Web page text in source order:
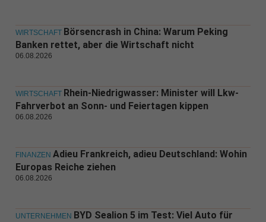
WIRTSCHAFT Börsencrash in China: Warum Peking
Banken rettet, aber die Wirtschaft nicht
06.08.2026
WIRTSCHAFT Rhein-Niedrigwasser: Minister will Lkw-
Fahrverbot an Sonn- und Feiertagen kippen
06.08.2026
FINANZEN Adieu Frankreich, adieu Deutschland: Wohin
Europas Reiche ziehen
06.08.2026
UNTERNEHMEN BYD Sealion 5 im Test: Viel Auto für